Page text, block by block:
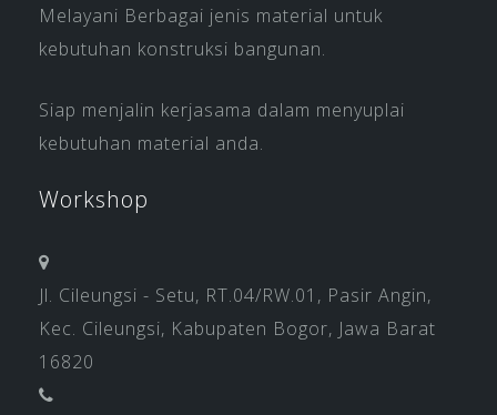
Melayani Berbagai jenis material untuk
kebutuhan konstruksi bangunan.
Siap menjalin kerjasama dalam menyuplai
kebutuhan material anda.
Workshop
Jl. Cileungsi - Setu, RT.04/RW.01, Pasir Angin,
Kec. Cileungsi, Kabupaten Bogor, Jawa Barat
16820